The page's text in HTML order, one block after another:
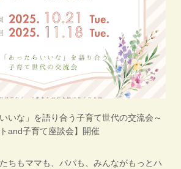
いな」を語り合う子育て世代の交流会～
and子育て座談会】開催
ちもママも、パパも、みんながもっとハ